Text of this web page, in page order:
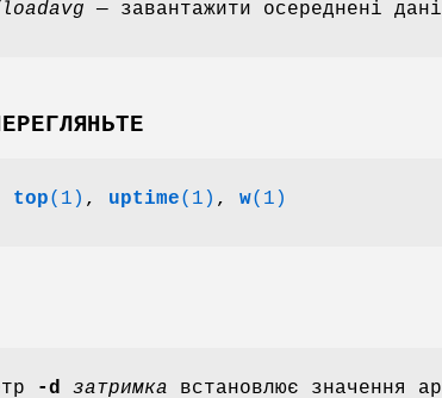
— завантажити осереднені дані
top(1) , uptime(1) , w(1)
-d затримка встановлює значення